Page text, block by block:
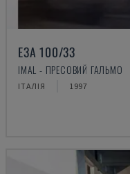
E3A 100/33
IMAL - ПРЕСОВИЙ ГАЛЬМО
ІТАЛІЯ 1997